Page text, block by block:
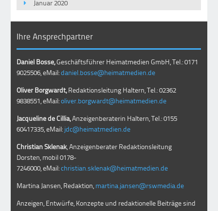
Januar 2020
Ihre Ansprechpartner
Daniel Bosse,Geschäftsführer Heimatmedien GmbH, Tel.: 0171
9025506, eMail:daniel.bosse@heimatmedien.de
Oliver Borgwardt,Redaktionsleitung Haltern, Tel.: 02362
9838551, eMail:oliver.borgwardt@heimatmedien.de
Jacqueline de Cillia,Anzeigenberaterin Haltern, Tel.: 0155
60417335, eMail: jdc@heimatmedien.de
Christian Sklenak, Anzeigenberater Redaktionsleitung
Dorsten, mobil0178-
7246000, eMail:christian.sklenak@heimatmedien.de
Martina Jansen, Redaktion, martina.jansen@rswmedia.de
Anzeigen, Entwürfe, Konzepte und redaktionelle Beiträge sind